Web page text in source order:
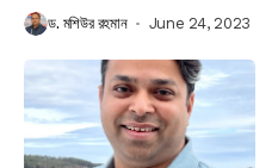
ড. মশিউর রহমান June 24, 2023